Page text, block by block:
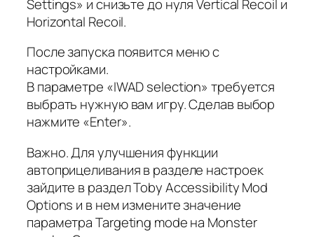
Settings» и снизьте до нуля Vertical Recoil и
Horizontal Recoil.
После запуска появится меню с
настройками.
В параметре «IWAD selection» требуется
выбрать нужную вам игру. Сделав выбор
нажмите «Enter».
Важно. Для улучшения функции
автоприцеливания в разделе настроек
зайдите в раздел Toby Accessibility Mod
Options и в нем измените значение
параметра Targeting mode на Monster